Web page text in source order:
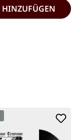
HINZUFÜGEN